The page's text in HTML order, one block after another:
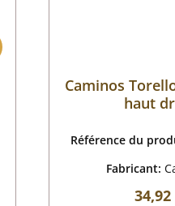
Caminos
haut
Référence du
Fabricant:
Prix
34,92